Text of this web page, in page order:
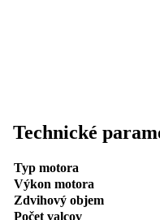
Technické
Typ motora
Výkon motora
Zdvihový objem
Počet valcov